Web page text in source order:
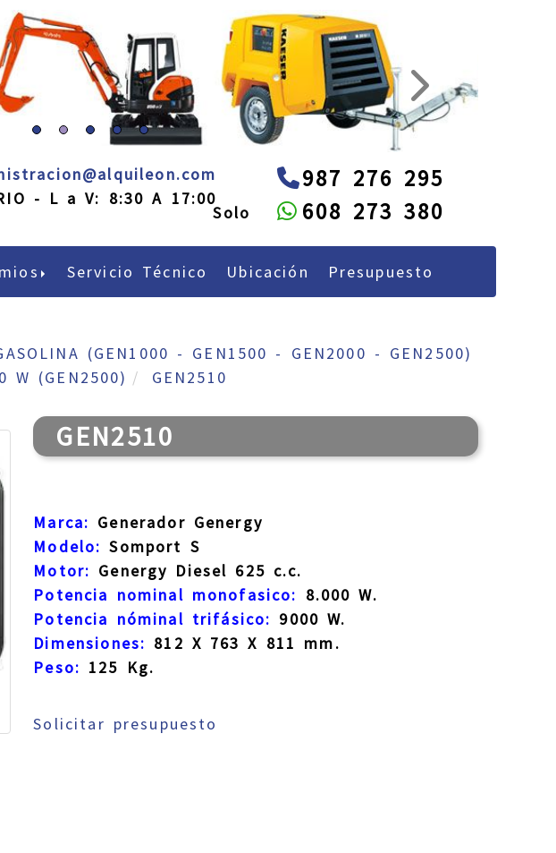
alquileon.com administracion
alquileon.com
- L a V: 8:30 A 17:00
987 276 295
608 273 380
Servicio Técnico Ubicación Presupuesto
(GEN1000 - GEN1500 - GEN2000 - GEN2500)
W (GEN2500)
GEN2510
GEN2510
Marca: Generador Genergy
Modelo: Somport S
Motor: Genergy Diesel 625 c.c.
Potencia nominal monofasico: 8.000 W.
Potencia nóminal trifásico: 9000 W.
Dimensiones: 812 X 763 X 811 mm.
Peso: 125 Kg.
Solicitar presupuesto